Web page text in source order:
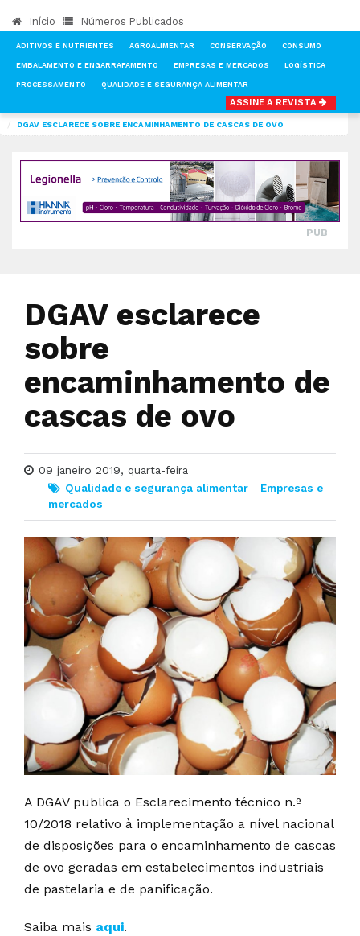
Início Números Publicados
ADITIVOS E NUTRIENTES AGROALIMENTAR CONSERVAÇÃO CONSUMO
EMBALAMENTO E ENGARRAFAMENTO EMPRESAS E MERCADOS LOGÍSTICA
PROCESSAMENTO QUALIDADE E SEGURANÇA ALIMENTAR
ASSINE A REVISTA
QUALIDADE E SEGURANÇA ALIMENTAR
DGAV ESCLARECE SOBRE ENCAMINHAMENTO DE CASCAS DE OVO
PUB
DGAV esclarece
sobre
encaminhamento de
cascas de ovo
09 janeiro 2019, quarta-feira
Qualidade e segurança alimentar
Empresas e
mercados
A DGAV publica o Esclarecimento técnico n.º
10/2018 relativo à implementação a nível nacional
de disposições para o encaminhamento de cascas
de ovo geradas em estabelecimentos industriais
de pastelaria e de panificação.
Saiba mais aqui.